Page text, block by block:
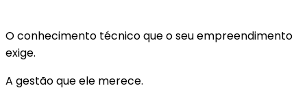
O conhecimento técnico que o seu empreendimento
exige.
A gestão que ele merece.